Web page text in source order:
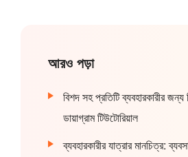
আরও পড়া
বিশদ সহ প্রতিটি ব্যবহারকারীর
ডায়াগ্রাম টিউটোরিয়াল
ব্যবহারকারীর যাত্রার মানচিত্র: